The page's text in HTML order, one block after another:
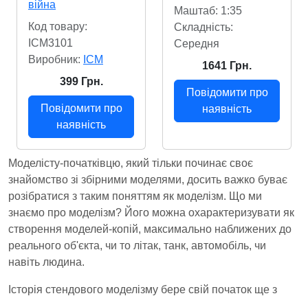
війна
Код товару:
ICM3101
Виробник: ICM
399 Грн.
Повідомити про
наявність
Маштаб: 1:35
Складність:
Cередня
1641 Грн.
Повідомити про
наявність
Моделісту-початківцю, який тільки починає своє
знайомство зі збірними моделями, досить важко буває
розібратися з таким поняттям як моделізм. Що ми
знаємо про моделізм? Його можна охарактеризувати як
створення моделей-копій, максимально наближених до
реального об'єкта, чи то літак, танк, автомобіль, чи
навіть людина.
Історія стендового моделізму бере свій початок ще з